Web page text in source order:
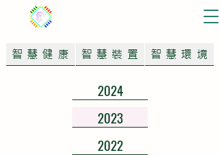
智慧健康 智慧裝置 智慧環境
2024
2023
2022